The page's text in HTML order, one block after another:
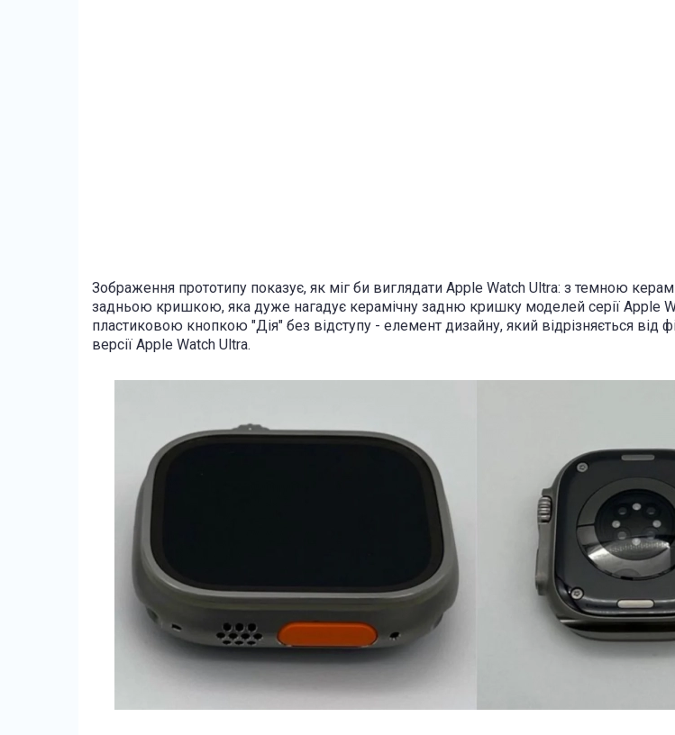
Зображення прототипу показує, як міг би виглядати Apple Watch Ultra: з темною
задньою кришкою, яка дуже нагадує керамічну задню кришку моделей серії Apple
пластиковою кнопкою "Дія" без відступу - елемент дизайну, який відрізняється від
версії Apple Watch Ultra.